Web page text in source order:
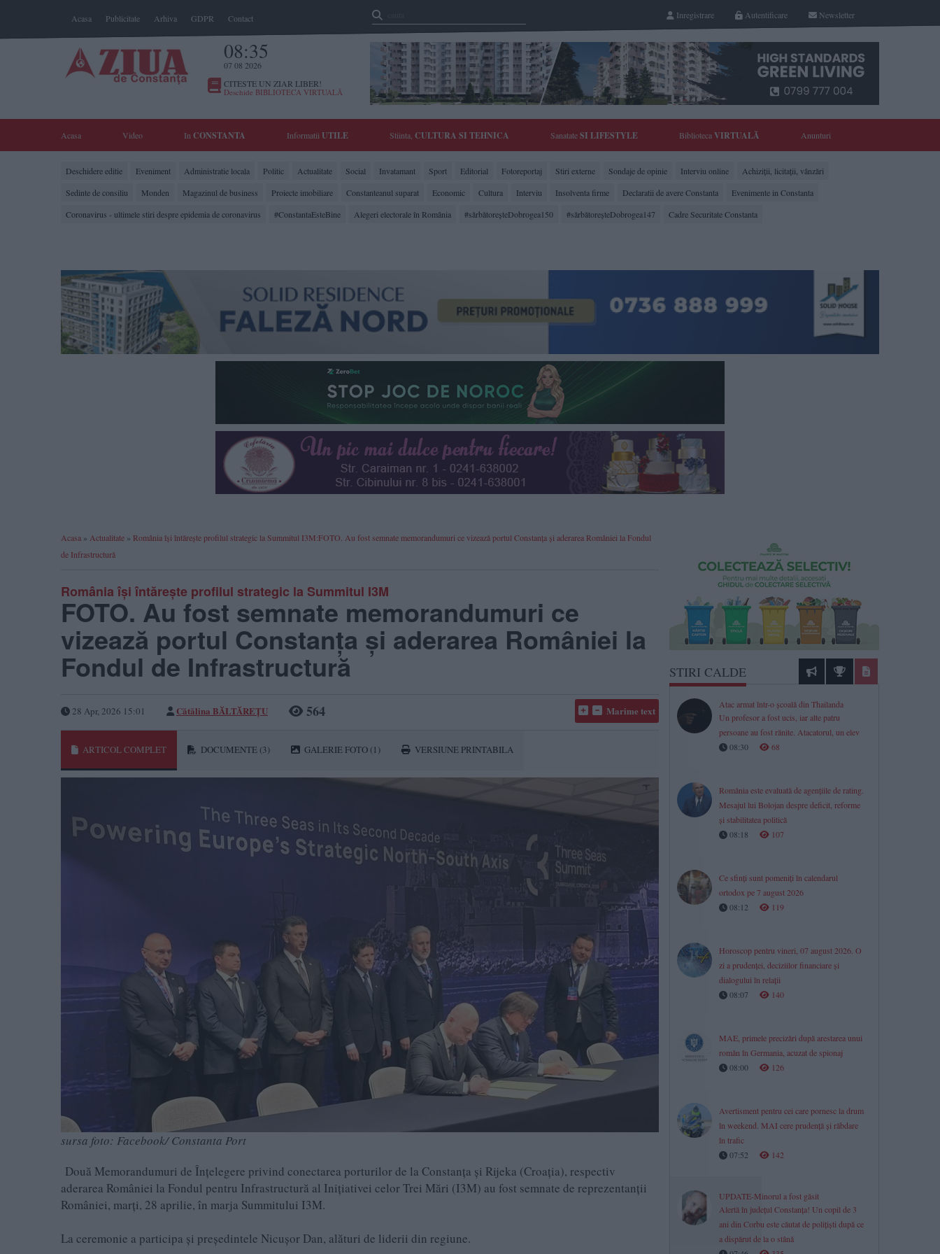
Acasa Publicitate Arhiva GDPR Contact Newsletter
Autentificare
Inregistrare
08:35
07 08 2026
CITESTE UN ZIAR LIBER!
Deschide BIBLIOTECA VIRTUALĂ
Acasa Video In CONSTANTA Informatii UTILE Stiinta, CULTURA SI TEHNICA SanatateSI LIFESTYLE BibliotecaVIRTUALĂ Anunturi
Deschidere editie Eveniment Administratie locala Politic Actualitate Social Invatamant Sport Editorial Fotoreportaj Stiri externe Sondaje de opinie Interviu online
Achiziții, licitații, vânzări
Sedinte de consiliu
Monden Magazinul de business Proiecte imobiliare Constanteanul suparat Economic Cultura Interviu Insolventa firme Declaratii de avere Constanta
Evenimente in Constanta
Coronavirus - ultimele stiri despre epidemia de coronavirus
#ConstantaEsteBine Alegeri electorale în România #sărbătoreşteDobrogea150 #sărbătoreşteDobrogea147 Cadre Securitate Constanta
Acasa » Actualitate » România își întărește profilul strategic la Summitul I3M:FOTO. Au fost semnate memorandumuri ce vizează portul Constanța și aderarea României la Fondul
de Infrastructură
România își întărește profilul strategic la Summitul I3M
FOTO. Au fost semnate memorandumuri ce
vizează portul Constanța și aderarea României la
Fondul de Infrastructură
28 Apr, 2026 15:01 Cătălina BĂLTĂREȚU 564 Marime text
ARTICOL COMPLET DOCUMENTE (3) GALERIE FOTO (1) VERSIUNE PRINTABILA
sursa foto: Facebook/ Constanta Port
Două Memorandumuri de Înțelegere privind conectarea porturilor de la Constanța și Rijeka (Croația), respectiv
aderarea României la Fondul pentru Infrastructură al Inițiativei celor Trei Mări (I3M) au fost semnate de reprezentanții
României, marți, 28 aprilie, în marja Summitului I3M.
La ceremonie a participa și președintele Nicușor Dan, alături de liderii din regiune.
STIRI CALDE
Atac armat într-o școală din Thailanda
Un profesor a fost ucis, iar alte patru
persoane au fost rănite. Atacatorul, un elev
08:30
68
România este evaluată de agențiile de rating.
Mesajul lui Bolojan despre deficit, reforme
și stabilitatea politică
08:18
107
Ce sfinți sunt pomeniți în calendarul
ortodox pe 7 august 2026
08:12
119
Horoscop pentru vineri, 07 august 2026. O
zi a prudenței, deciziilor financiare și
dialogului în relații
08:07
140
MAE, primele precizări după arestarea unui
român în Germania, acuzat de spionaj
08:00
126
Avertisment pentru cei care pornesc la drum
în weekend. MAI cere prudență și răbdare
în trafic
07:52
142
UPDATE-Minorul a fost găsit
Alertă în județul Constanța! Un copil de 3
ani din Corbu este căutat de polițiști după ce
a dispărut de la o stână